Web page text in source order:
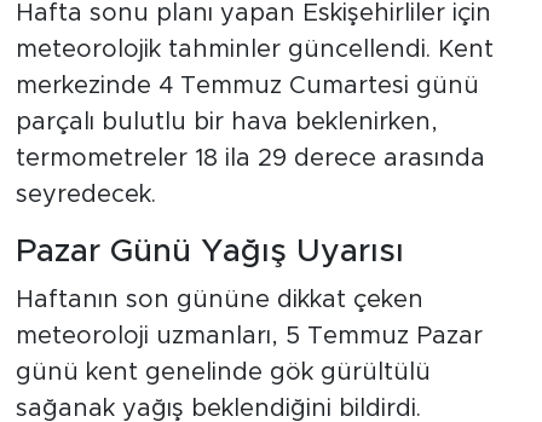
Hafta sonu planı yapan Eskişehirliler için
meteorolojik tahminler güncellendi. Kent
merkezinde 4 Temmuz Cumartesi günü
parçalı bulutlu bir hava beklenirken,
termometreler 18 ila 29 derece arasında
seyredecek.
Pazar Günü Yağış Uyarısı
Haftanın son gününe dikkat çeken
meteoroloji uzmanları, 5 Temmuz Pazar
günü kent genelinde gök gürültülü
sağanak yağış beklendiğini bildirdi.